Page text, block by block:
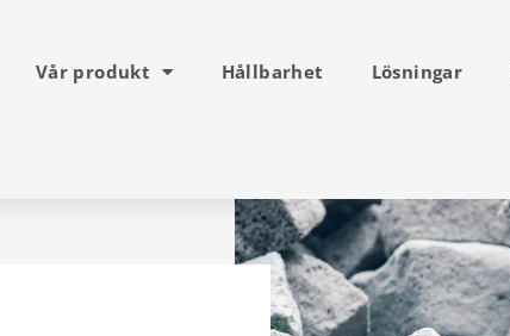
Vår produkt Hållbarhet Lösningar